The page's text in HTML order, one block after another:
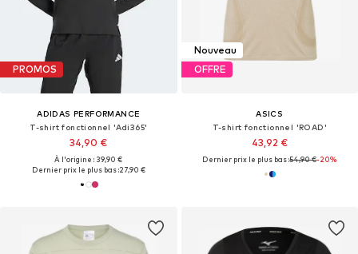
PROMOS
ADIDAS PERFORMANCE
T-shirt fonctionnel 'Adi365'
34,90 €
À l'origine : 39,90 €
Dernier prix le plus bas :27,90 €
Nouveau
OFFRE
ASICS
T-shirt fonctionnel 'ROAD'
43,92 €
Dernier prix le plus bas :54,90 €-20%